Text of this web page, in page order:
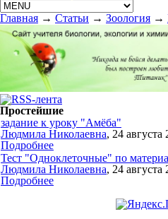
Главная → Статьи → Зоология →
Простейшие
задание к уроку "Амёба"
Людмила Николаевна, 24 августа
Подробнее
Тест "Одноклеточные" по
Людмила Николаевна, 24 августа
Подробнее